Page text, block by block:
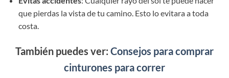
que pierdas la vista de tu camino. Esto lo evitara a toda
costa.
También puedes ver: Consejos para comprar
cinturones para correr